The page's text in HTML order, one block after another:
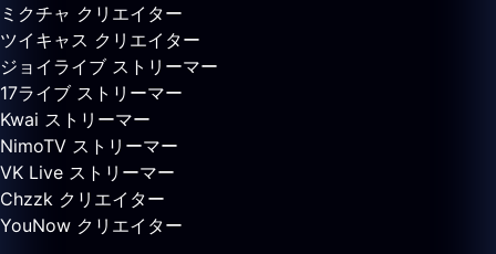
ミクチャ クリエイター
ツイキャス クリエイター
ジョイライブ ストリーマー
17ライブ ストリーマー
Kwai ストリーマー
NimoTV ストリーマー
VK Live ストリーマー
Chzzk クリエイター
YouNow クリエイター